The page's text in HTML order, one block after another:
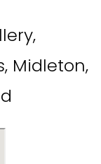
Midleton,